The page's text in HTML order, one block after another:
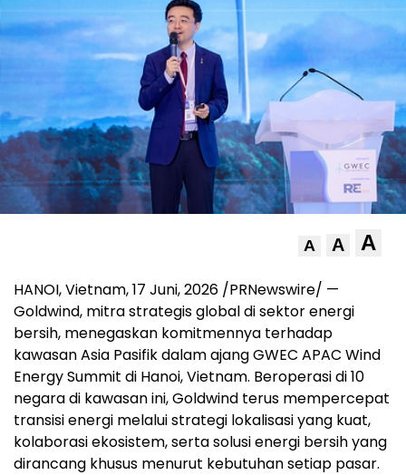
A A A
HANOI, Vietnam,17 Juni, 2026 /PRNewswire/ —
Goldwind, mitra strategis global di sektor energi
bersih, menegaskan komitmennya terhadap
kawasan Asia Pasifik dalam ajang GWEC APAC Wind
Energy Summit di Hanoi, Vietnam. Beroperasi di 10
negara di kawasan ini, Goldwind terus mempercepat
transisi energi melalui strategi lokalisasi yang kuat,
kolaborasi ekosistem, serta solusi energi bersih yang
dirancang khusus menurut kebutuhan setiap pasar.